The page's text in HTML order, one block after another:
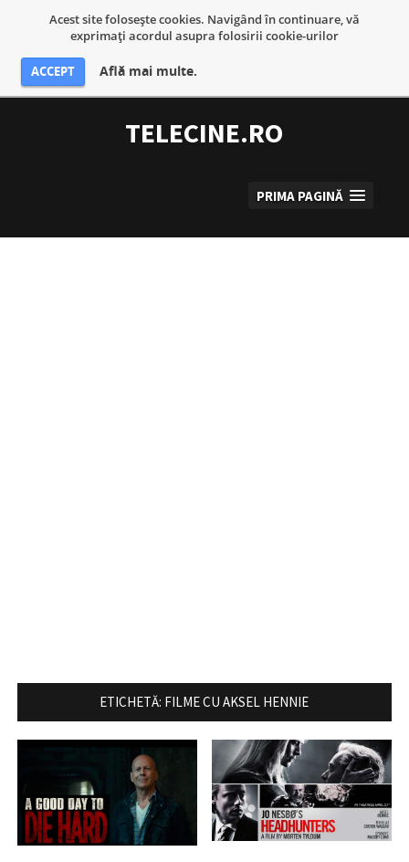
Acest site foloseşte cookies. Navigând în continuare, vă
exprimaţi acordul asupra folosirii cookie-urilor
ACCEPT Află mai multe.
conținut
TELECINE.RO
PRIMA PAGINĂ
ETICHETĂ: FILME CU AKSEL HENNIE